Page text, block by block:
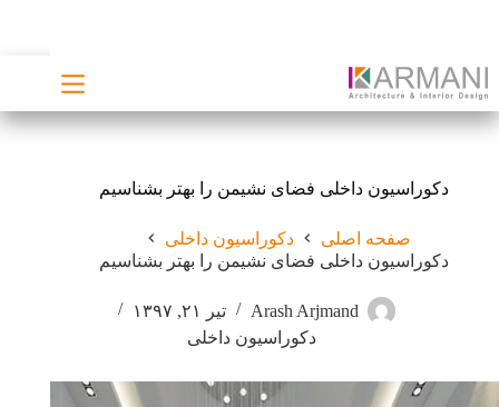
دکوراسیون داخلی فضای نشیمن را بهتر بشناسیم
صفحه اصلی
دکوراسیون داخلی
دکوراسیون داخلی فضای نشیمن را بهتر بشناسیم
Arash Arjmand
تیر ۲۱, ۱۳۹۷
دکوراسیون داخلی